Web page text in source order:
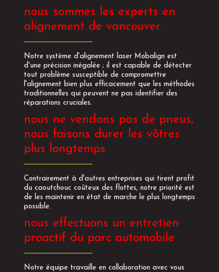
nous sommes les experts en
alignement de vancouver
Notre système d'alignement laser Mobalign est
d'une précision inégalée ; il est capable de détecter
tout problème susceptible de compromettre
l'alignement bien plus efficacement que les méthodes
traditionnelles qui peuvent ne pas identifier des
réparations cruciales.
nous ne vendons pas de pneus,
nous faisons durer les vôtres
plus longtemps
Contrairement à d'autres entreprises qui tirent profit
du caoutchouc coûteux des flottes, notre priorité est
de les maintenir en état de marche le plus longtemps
possible.
nous effectuons un entretien
proactif du parc automobile
Notre équipe travaille en collaboration avec vous